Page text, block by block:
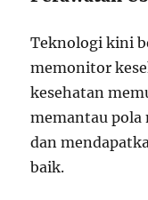
Teknologi kini
memonitor
kesehatan
memantau pola
dan
baik.